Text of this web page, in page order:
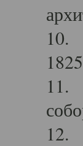
10.
11.
12.